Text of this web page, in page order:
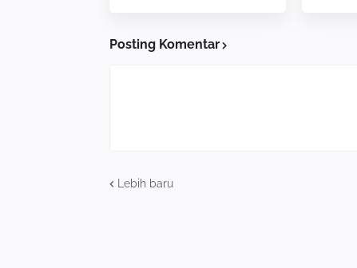
Posting Komentar
Lebih baru